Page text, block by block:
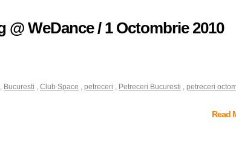
@ WeDance / 1 Octombrie 2010
, Bucuresti , Club Space , petreceri , Petreceri Bucuresti , petreceri
Read